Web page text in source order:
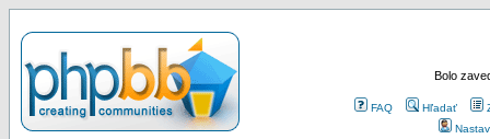
Bolo
FAQ Hľadať